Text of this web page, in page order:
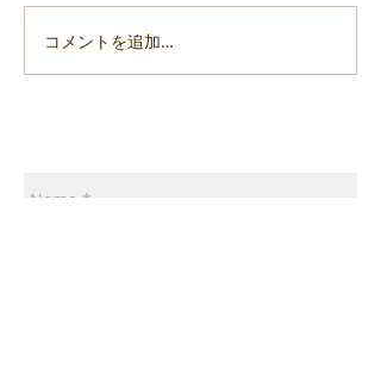
「令和6年能登半島地震」
支援活動報告7
コメントを追加…